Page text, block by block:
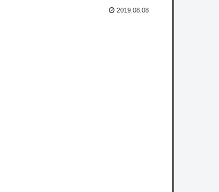
塁率.311 OPS.831 wRC+1372019.08.08